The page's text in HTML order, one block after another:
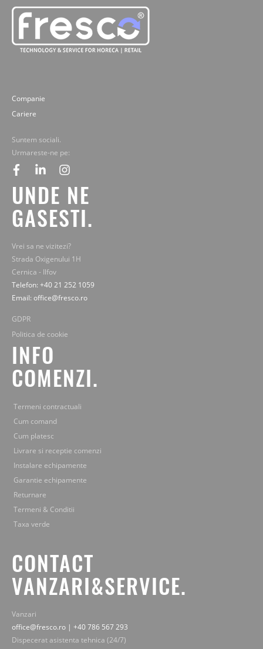
pe
mail.
Companie
Cariere
Suntem sociali.
Urmareste-ne pe:
facebook
linkedininstagram
UNDE NE
GASESTI.
Vrei sa ne vizitezi?
Strada Oxigenului 1H
Cernica - Ilfov
Telefon: +40 21 252 1059
Email: office@fresco.ro
GDPR
Politica de cookie
INFO
COMENZI.
Termeni contractuali
Cum comand
Cum platesc
Livrare si receptie comenzi
Instalare echipamente
Garantie echipamente
Returnare
Termeni & Conditii
Taxa verde
CONTACT
VANZARI&SERVICE.
Vanzari
office@fresco.ro | +40 786 567 293
Dispecerat asistenta tehnica (24/7)